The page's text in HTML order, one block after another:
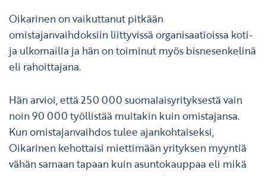
Oikarinen on vaikuttanut pitkään
omistajanvaihdoksiin liittyvissä organisaatioissa koti-
ja ulkomailla ja hän on toiminut myös bisnesenkelinä
eli rahoittajana.
Hän arvioi, että 250 000 suomalaisyrityksestä vain
noin 90 000 työllistää muitakin kuin omistajansa.
Kun omistajanvaihdos tulee ajankohtaiseksi,
Oikarinen kehottaisi miettimään yrityksen myyntiä
vähän samaan tapaan kuin asuntokauppaa eli mikä